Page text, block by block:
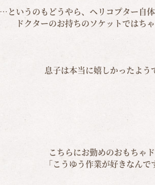
…というのもどうやら、ヘリコプター自
ドクターのお持ちのソケットではち
息子は本当に嬉しかったよう
こちらにお勤めのおもちゃ
「こうゆう作業が好きなん